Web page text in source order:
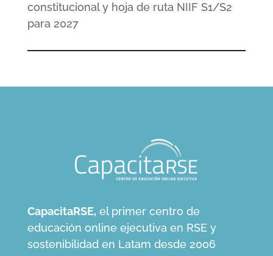
constitucional y hoja de ruta NIIF S1/S2
para 2027
CapacitaRSE, el primer centro de
educación online ejecutiva en RSE y
sostenibilidad en Latam desde 2006